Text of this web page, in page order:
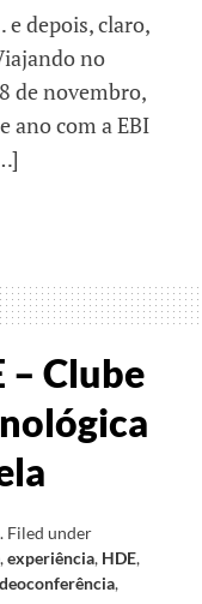
depois, claro,
no
de novembro,
ano com a EBI
– Clube
. Filed under
,experiência, HDE,
,